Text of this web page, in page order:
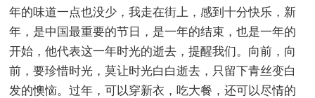
年的味道一点也没少，我走在街上，感到十分快乐，新
年，是中国最重要的节日，是一年的结束，也是一年的
开始，他代表这一年时光的逝去，提醒我们。向前，向
前，要珍惜时光，莫让时光白白逝去，只留下青丝变白
发的懊恼。过年，可以穿新衣，吃大餐，还可以尽情的